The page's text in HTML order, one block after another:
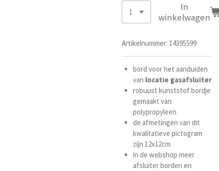
In
winkelwagen
Artikelnummer: 14395599
bord voor het aanduiden
van locatie gasafsluiter
robuust kunststof bordje
gemaakt van
polypropyleen
de afmetingen van dit
kwalitatieve pictogram
zijn 12x12cm
in de webshop meer
afsluiter borden en